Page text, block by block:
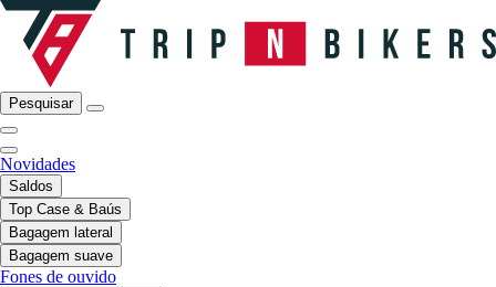
Pesquisar
Novidades
Saldos
Top Case & Baús
Bagagem lateral
Bagagem suave
Fones de ouvido